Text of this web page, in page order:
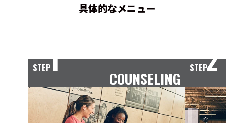
具体的なメニュー
STEP1
COUNSELING
STEP2